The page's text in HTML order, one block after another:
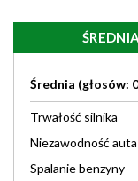
Średnia (głosów:
Trwałość silnika
Niezawodność auta
Spalanie benzyny